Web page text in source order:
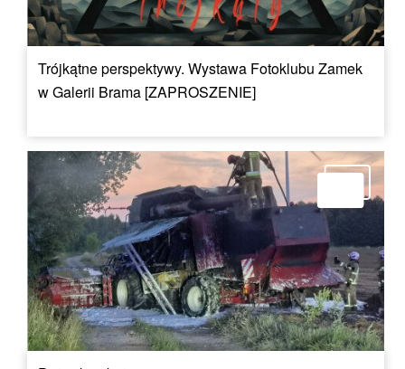
Trójkątne perspektywy. Wystawa Fotoklubu Zamek
w Galerii Brama [ZAPROSZENIE]